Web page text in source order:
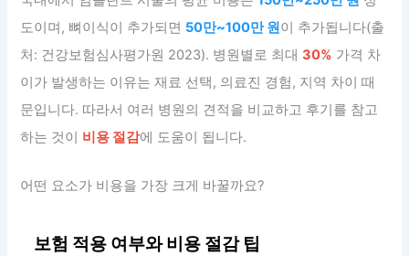
도이며, 뼈이식이 추가되면 50만~100만 원이 추가됩니다(출
처: 건강보험심사평가원 2023). 병원별로 최대30% 가격 차
이가 발생하는 이유는 재료 선택, 의료진 경험, 지역 차이 때
문입니다. 따라서 여러 병원의 견적을 비교하고 후기를 참고
하는 것이 비용 절감에 도움이 됩니다.
어떤 요소가 비용을 가장 크게 바꿀까요?
보험 적용 여부와 비용 절감 팁